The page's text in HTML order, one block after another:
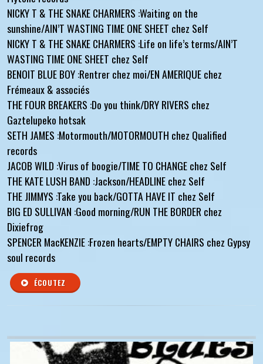
NICKY T & THE SNAKE CHARMERS :Waiting on the
sunshine/AIN’T WASTING TIME ONE SHEET chez Self
NICKY T & THE SNAKE CHARMERS :Life on life’s terms/AIN’T
WASTING TIME ONE SHEET chez Self
BENOIT BLUE BOY :Rentrer chez moi/EN AMERIQUE chez
Frémeaux & associés
THE FOUR BREAKERS :Do you think/DRY RIVERS chez
Gaztelupeko hotsak
SETH JAMES :Motormouth/MOTORMOUTH chez Qualified
records
JACOB WILD :Virus of boogie/TIME TO CHANGE chez Self
THE KATE LUSH BAND :Jackson/HEADLINE chez Self
THE JIMMYS :Take you back/GOTTA HAVE IT chez Self
BIG ED SULLIVAN :Good morning/RUN THE BORDER chez
Dixiefrog
SPENCER MacKENZIE :Frozen hearts/EMPTY CHAIRS chez Gypsy
soul records
ÉCOUTEZ